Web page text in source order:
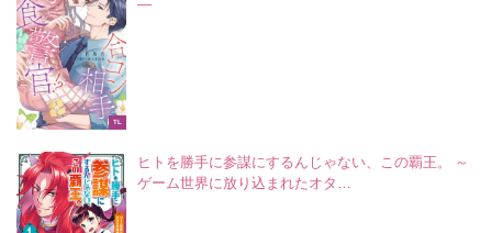
TL
―
ヒトを勝手に参謀にするんじゃない、この覇王。 ～
ゲーム世界に放り込まれたオタ…